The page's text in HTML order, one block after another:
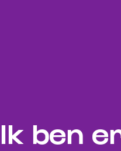
Ik ben